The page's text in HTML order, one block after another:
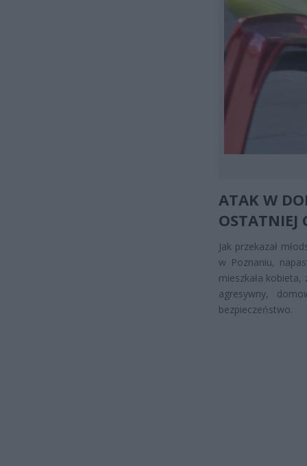
ATAK W
OSTATNIEJ
Jak przekazał
w Poznaniu,
mieszkała kobieta,
agresywny,
bezpieczeństwo.